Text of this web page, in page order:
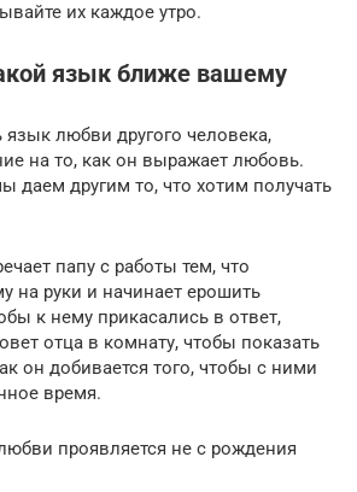
их каждое утро.
язык ближе вашему
любви другого человека,
на то, как он выражает любовь.
даем другим то, что хотим получать
папу с работы тем, что
на руки и начинает ерошить
к нему прикасались в ответ,
отца в комнату, чтобы показать
он добивается того, чтобы с ними
время.
проявляется не с рождения